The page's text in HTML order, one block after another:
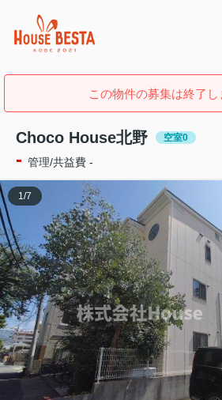
この物件の募集は終了し
Choco House北野 空室0
- 管理/共益費 -
1 /7